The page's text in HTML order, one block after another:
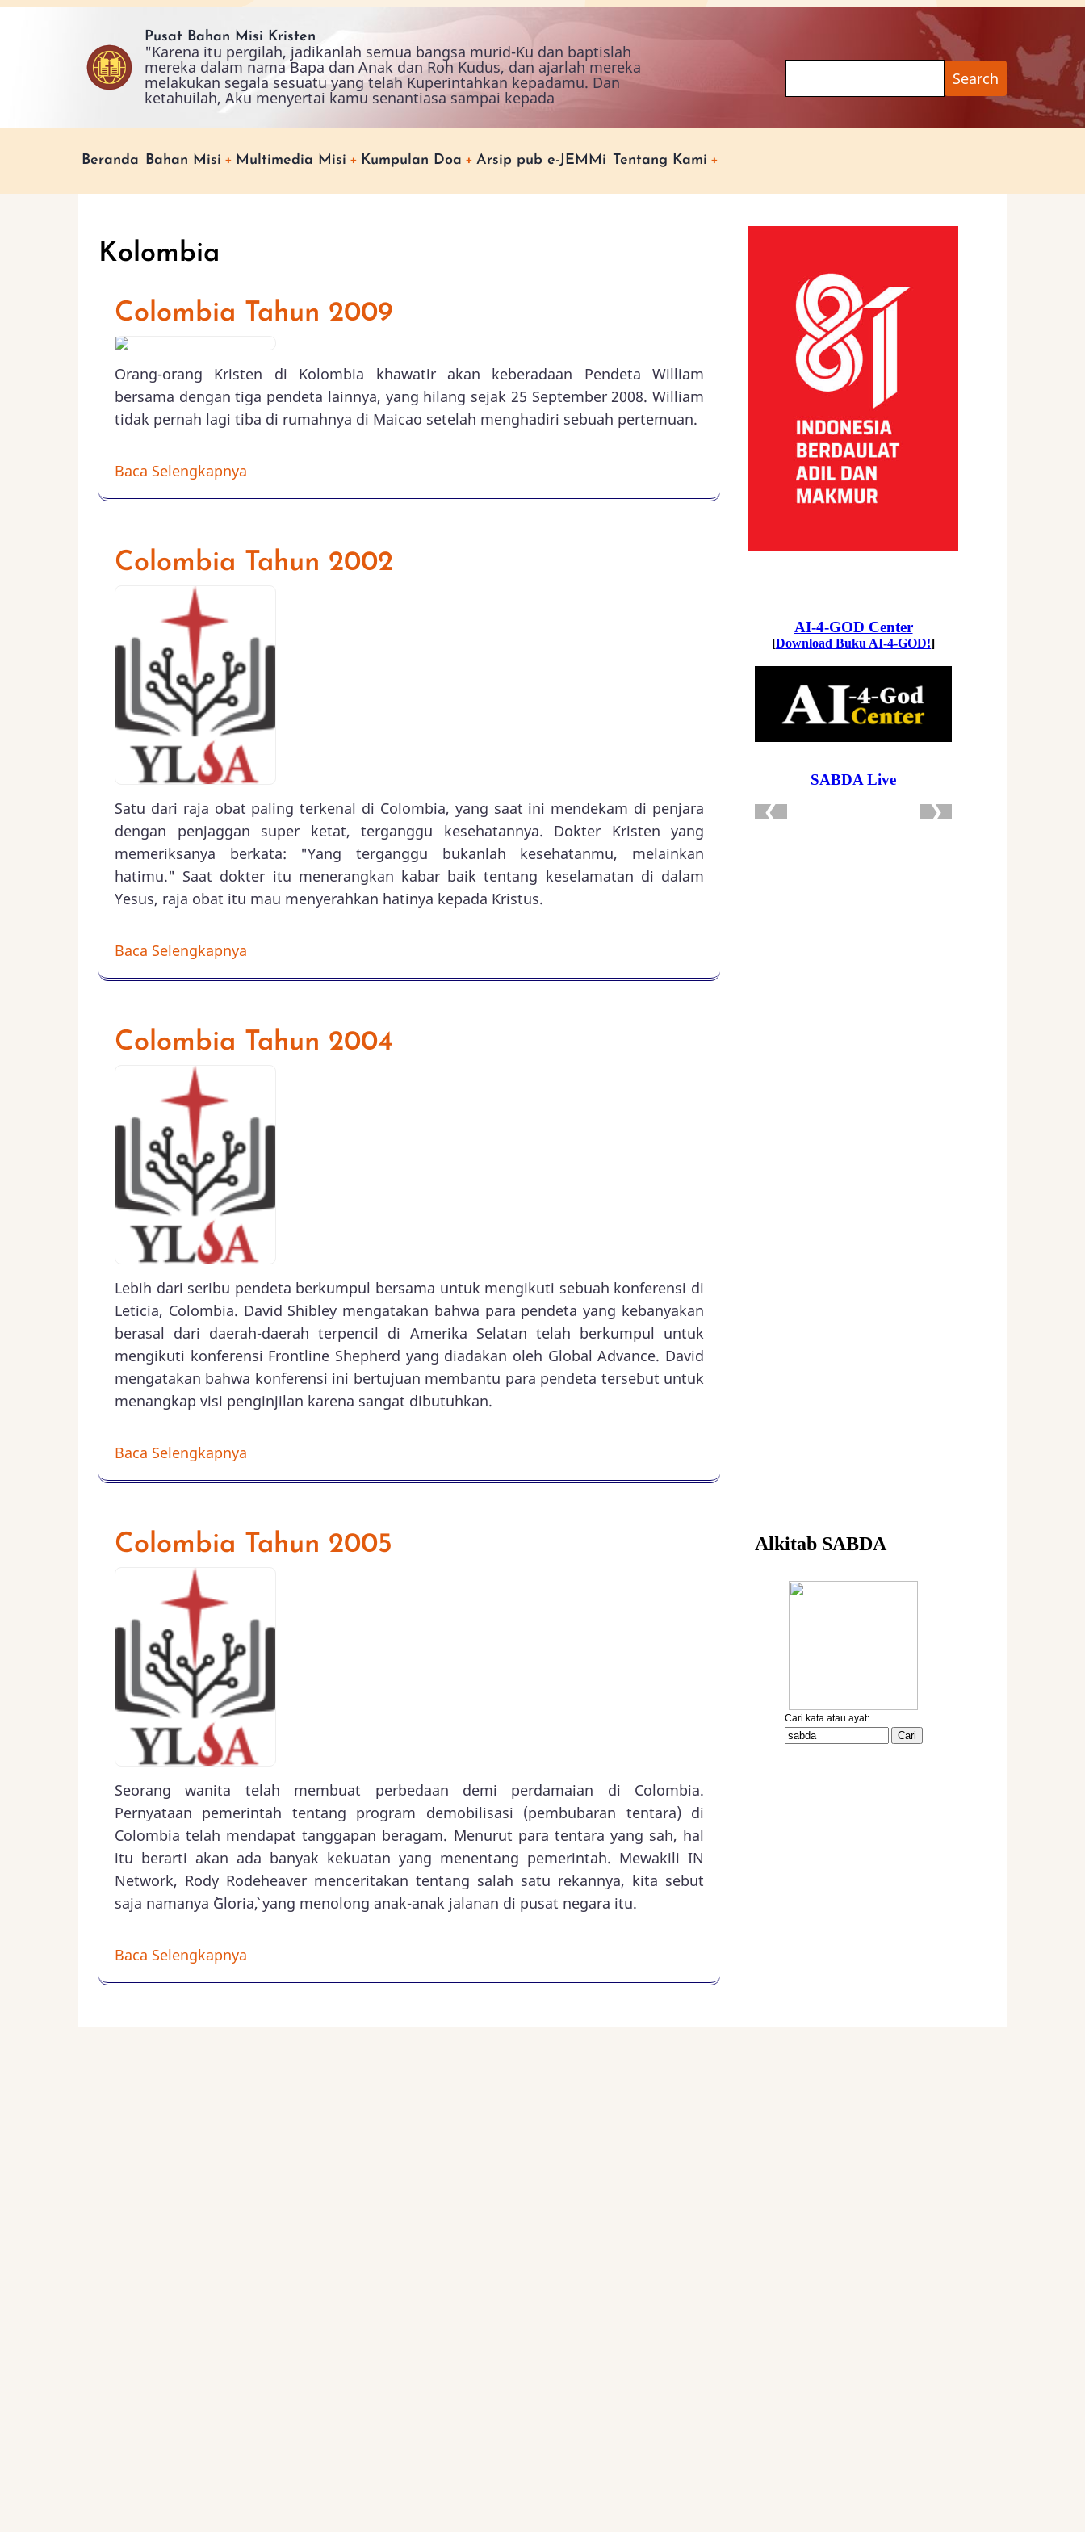
Skip
Pusat Bahan Misi Kristen
"Karena itu pergilah, jadikanlah semua bangsa murid-Ku dan baptislah
mereka dalam nama Bapa dan Anak dan Roh Kudus, dan ajarlah mereka
melakukan segala sesuatu yang telah Kuperintahkan kepadamu. Dan
ketahuilah, Aku menyertai kamu senantiasa sampai kepada
Main
Beranda Bahan Misi Multimedia Misi Kumpulan Doa Arsip pub e-JEMMi Tentang Kami
Kolombia
Colombia Tahun 2009
Orang-orang Kristen di Kolombia khawatir akan keberadaan Pendeta William
bersama dengan tiga pendeta lainnya, yang hilang sejak 25 September 2008. William
tidak pernah lagi tiba di rumahnya di Maicao setelah menghadiri sebuah pertemuan.
Baca Selengkapnya
Colombia Tahun 2002
Satu dari raja obat paling terkenal di Colombia, yang saat ini mendekam di penjara
dengan penjaggan super ketat, terganggu kesehatannya. Dokter Kristen yang
memeriksanya berkata: "Yang terganggu bukanlah kesehatanmu, melainkan
hatimu." Saat dokter itu menerangkan kabar baik tentang keselamatan di dalam
Yesus, raja obat itu mau menyerahkan hatinya kepada Kristus.
Baca Selengkapnya
Colombia Tahun 2004
Lebih dari seribu pendeta berkumpul bersama untuk mengikuti sebuah konferensi di
Leticia, Colombia. David Shibley mengatakan bahwa para pendeta yang kebanyakan
berasal dari daerah-daerah terpencil di Amerika Selatan telah berkumpul untuk
mengikuti konferensi Frontline Shepherd yang diadakan oleh Global Advance. David
mengatakan bahwa konferensi ini bertujuan membantu para pendeta tersebut untuk
menangkap visi penginjilan karena sangat dibutuhkan.
Baca Selengkapnya
Colombia Tahun 2005
Seorang wanita telah membuat perbedaan demi perdamaian di Colombia.
Pernyataan pemerintah tentang program demobilisasi (pembubaran tentara) di
Colombia telah mendapat tanggapan beragam. Menurut para tentara yang sah, hal
itu berarti akan ada banyak kekuatan yang menentang pemerintah. Mewakili IN
Network, Rody Rodeheaver menceritakan tentang salah satu rekannya, kita sebut
saja namanya `Gloria`, yang menolong anak-anak jalanan di pusat negara itu.
Baca Selengkapnya